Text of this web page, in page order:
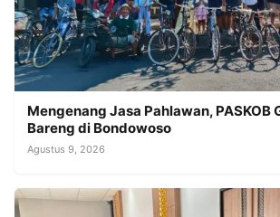
Mengenang Jasa Pahlawan, PASKOB
Bareng di Bondowoso
Agustus 9, 2026